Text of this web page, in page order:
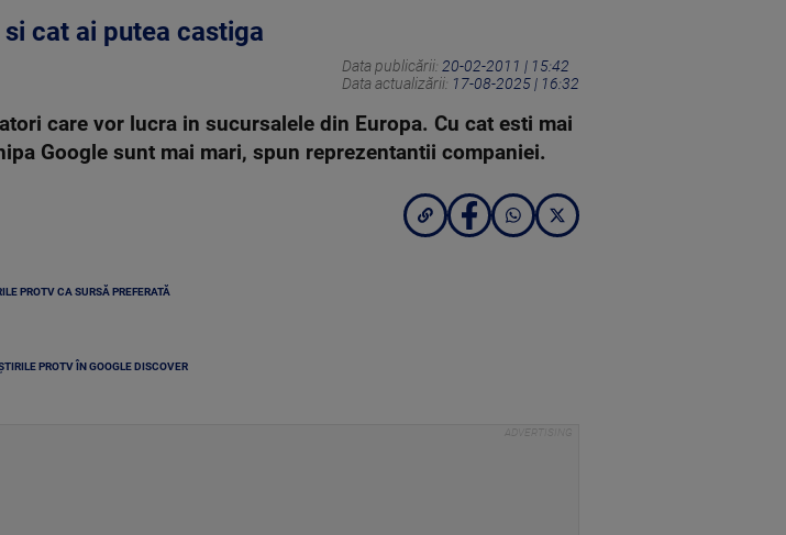
cat ai putea castiga
Data publicării: 20-02-2011 | 15:42
Data actualizării: 17-08-2025 | 16:32
care vor lucra in sucursalele din Europa. Cu cat esti mai
Google sunt mai mari, spun reprezentantii companiei.
PROTV CA SURSĂ PREFERATĂ
PROTV ÎN GOOGLE DISCOVER